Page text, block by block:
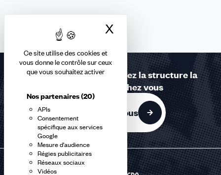
Ce site utilise des cookies et
vous donne le contrôle sur ceux
que vous souhaitez activer
Nos partenaires(20)
APIs
Consentement
spécifique aux services
Google
Mesure d'audience
Régies publicitaires
Réseaux sociaux
Vidéos
X
Contactez-nous ou trouvez la structure la
plus proche de chez vous
Contactez-nous